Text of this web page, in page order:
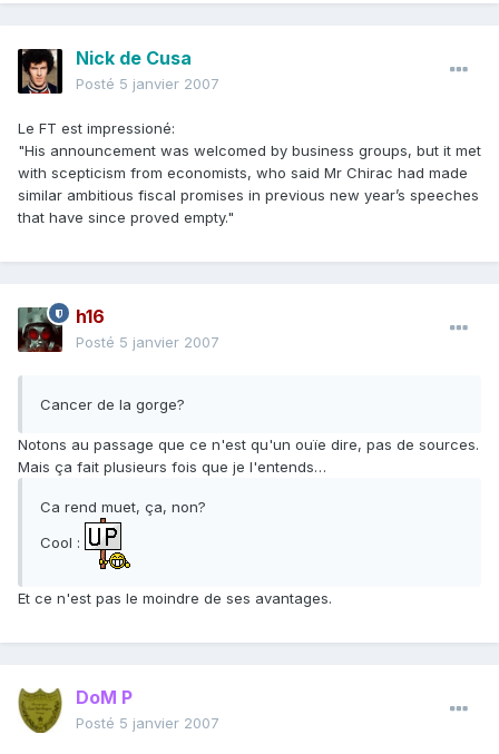
Nick de Cusa
Posté 5 janvier 2007
Le FT est impressioné:
"His announcement was welcomed by business groups, but it met
with scepticism from economists, who said Mr Chirac had made
similar ambitious fiscal promises in previous new year’s speeches
that have since proved empty."
h16
Posté 5 janvier 2007
Cancer de la gorge?
Notons au passage que ce n'est qu'un ouïe dire, pas de sources.
Mais ça fait plusieurs fois que je l'entends…
Ca rend muet, ça, non?
Cool :
Et ce n'est pas le moindre de ses avantages.
DoM P
Posté 5 janvier 2007